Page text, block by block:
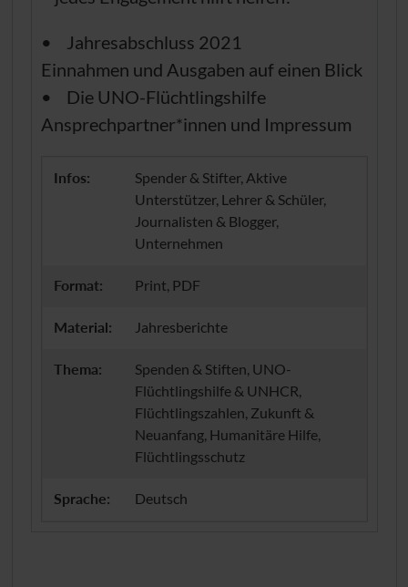
• Jahresabschluss 2021
Einnahmen und Ausgaben auf einen Blick
• Die UNO-Flüchtlingshilfe
Ansprechpartner*innen und Impressum
Infos:
Spender & Stifter, Aktive
Unterstützer, Lehrer & Schüler,
Journalisten & Blogger,
Unternehmen
Format: Print, PDF
Material: Jahresberichte
Thema:
Spenden & Stiften, UNO-
Flüchtlingshilfe & UNHCR,
Flüchtlingszahlen, Zukunft &
Neuanfang, Humanitäre Hilfe,
Flüchtlingsschutz
Sprache: Deutsch